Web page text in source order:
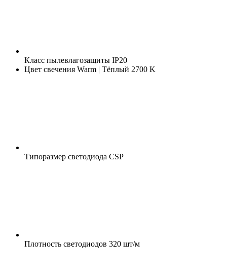
Класс пылевлагозащиты IP20
Цвет свечения Warm | Тёплый 2700 K
Типоразмер светодиода CSP
Плотность светодиодов 320 шт/м